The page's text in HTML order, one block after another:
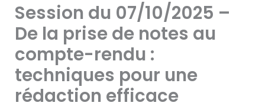
Session du 07/10/2025 –
De la prise de notes au
compte-rendu :
techniques pour une
rédaction efficace